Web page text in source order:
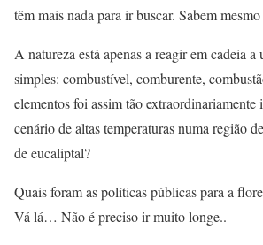
têm mais nada para ir buscar. Sabem
A natureza está apenas a reagir em cadeia
simples: combustível, comburente,
elementos foi assim tão extraordinariamente
cenário de altas temperaturas numa região
de eucaliptal?
Quais foram as políticas públicas para a
Vá lá… Não é preciso ir muito longe..